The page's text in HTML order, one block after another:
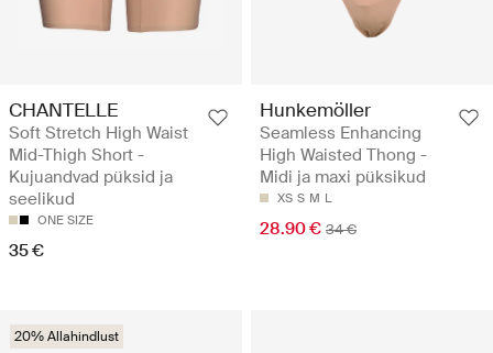
CHANTELLE
Soft Stretch High Waist
Mid-Thigh Short -
Kujuandvad püksid ja
seelikud
ONE SIZE
35 €
Hunkemöller
Seamless Enhancing
High Waisted Thong -
Midi ja maxi püksikud
XS S M L
28.90 € 34 €
20% Allahindlust